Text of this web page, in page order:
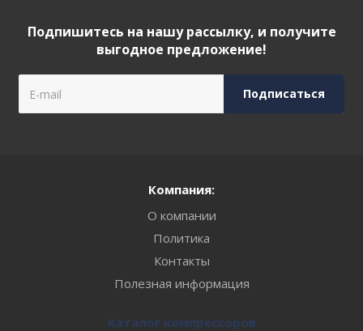
Подпишитесь на нашу рассылку, и получите
выгодное предложение!
Компания:
О компании
Политика
Контакты
Полезная информация
Каталог компрессоров